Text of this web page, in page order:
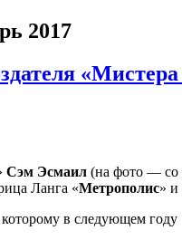
2017
Сэм Эсмаил (на фото — со
Ланга «Метрополис» и
в следующем году